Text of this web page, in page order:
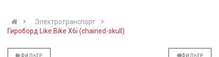
Электротранспорт
Гироборд Like.Bike X6i (chained-skull)
ФИЛЬТР ФИЛЬТР